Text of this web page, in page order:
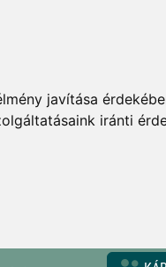
javítása
iránti